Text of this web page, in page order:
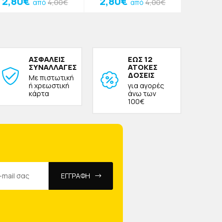
από4,00€ από4,00€
ΑΣΦΑΛΕΙΣ
ΣΥΝΑΛΛΑΓΕΣ
Με πιστωτική
ή χρεωστική
κάρτα
ΕΩΣ 12
ΑΤΟΚΕΣ
ΔΟΣΕΙΣ
για αγορές
άνω των
100€
ΕΓΓΡΑΦΗ